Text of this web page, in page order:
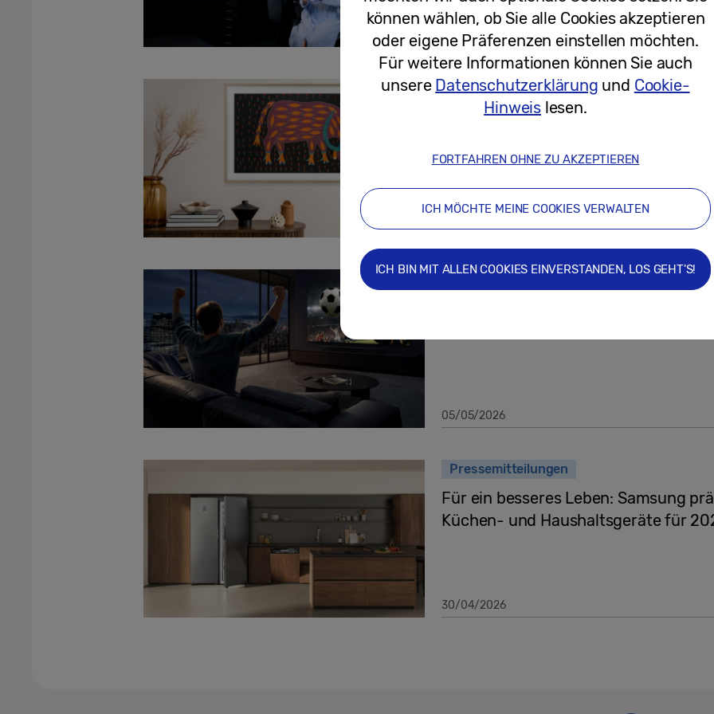
07/05/2026
Fantastische Kunst von Marija
Pressemitteilungen
Eine Studie zeigt: Europäische
TV-Qualität als auf eine gute
05/05/2026
Pressemitteilungen
Für ein besseres Leben: Samsung
Küchen- und Haushaltsgeräte für
30/04/2026
können wählen, ob Sie alle Cookies akzeptieren
oder eigene Präferenzen einstellen möchten.
Für weitere Informationen können Sie auch
unsere Datenschutzerklärung und Cookie-
Hinweis lesen.
FORTFAHREN OHNE ZU AKZEPTIEREN
ICH MÖCHTE MEINE COOKIES VERWALTEN
ICH BIN MIT ALLEN COOKIES EINVERSTANDEN, LOS GEHT'S!